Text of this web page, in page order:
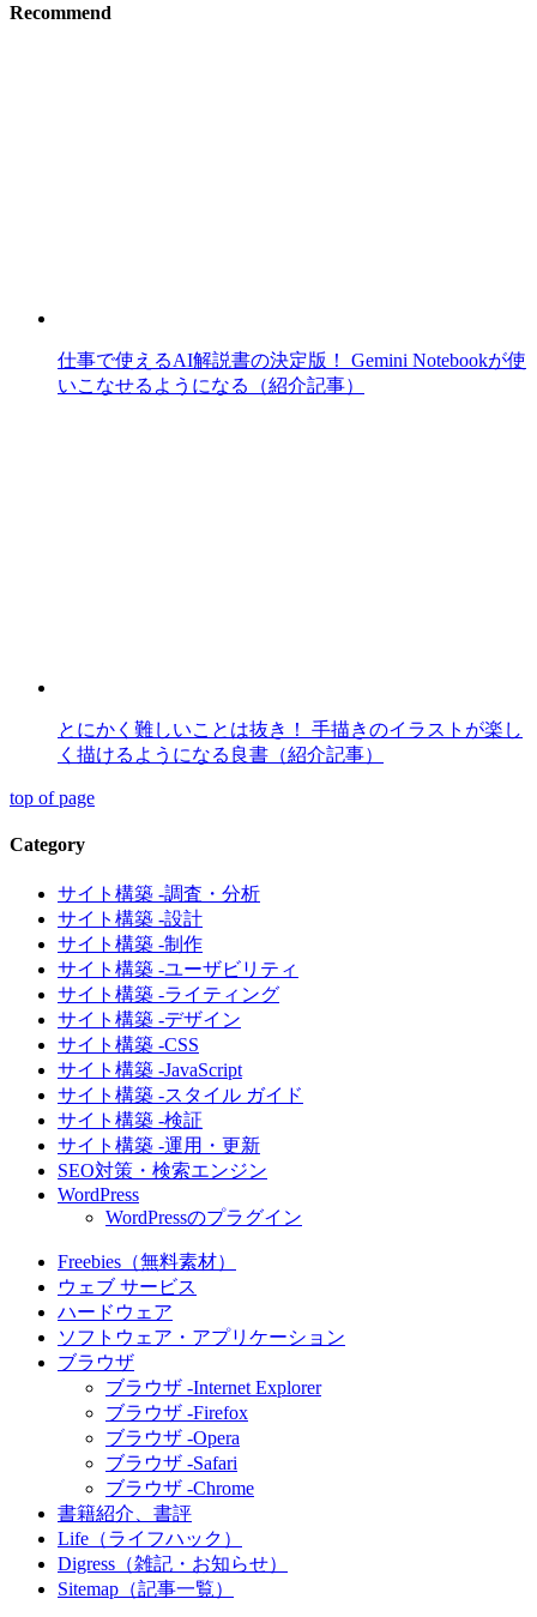
Recommend
仕事で使えるAI解説書の決定版！ Gemini Notebookが使
いこなせるようになる（紹介記事）
とにかく難しいことは抜き！ 手描きのイラストが楽し
く描けるようになる良書（紹介記事）
top of page
Category
サイト構築 -調査・分析
サイト構築 -設計
サイト構築 -制作
サイト構築 -ユーザビリティ
サイト構築 -ライティング
サイト構築 -デザイン
サイト構築 -CSS
サイト構築 -JavaScript
サイト構築 -スタイル ガイド
サイト構築 -検証
サイト構築 -運用・更新
SEO対策・検索エンジン
WordPress
WordPressのプラグイン
Freebies（無料素材）
ウェブ サービス
ハードウェア
ソフトウェア・アプリケーション
ブラウザ
ブラウザ -Internet Explorer
ブラウザ -Firefox
ブラウザ -Opera
ブラウザ -Safari
ブラウザ -Chrome
書籍紹介、書評
Life（ライフハック）
Digress（雑記・お知らせ）
Sitemap（記事一覧）